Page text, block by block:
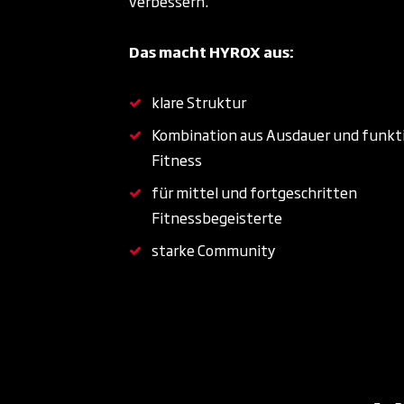
Das macht HYROX aus:
klare Struktur
Kombination aus Ausdauer und
Fitness
für mittel und fortgeschritten
Fitnessbegeisterte
starke Community